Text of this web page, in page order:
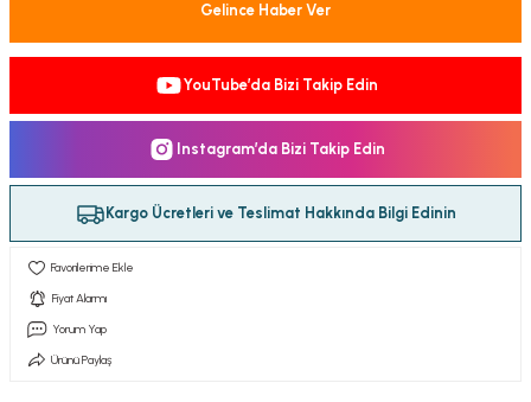
Armatür
Gelince Haber Ver
YouTube’da Bizi Takip Edin
Instagram’da Bizi Takip Edin
Kargo Ücretleri ve Teslimat Hakkında Bilgi Edinin
Fiyat Alarmı
Yorum Yap
Ürünü Paylaş